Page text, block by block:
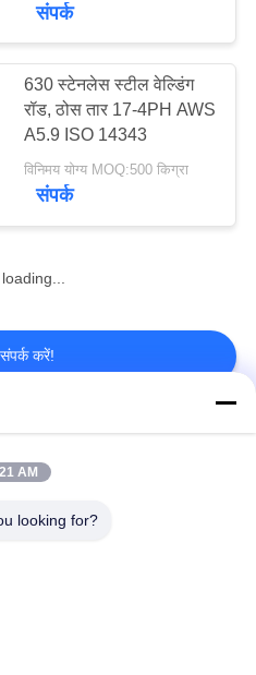
संपर्क
630 स्टेनलेस स्टील वेल्डिंग
रॉड, ठोस तार 17-4PH AWS
A5.9 ISO 14343
विनिमय योग्य MOQ:500 किग्रा
संपर्क
loading...
करें!
वर्षा स्टेनलेस स्टील
AM
looking for?